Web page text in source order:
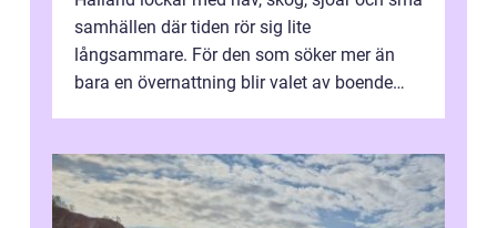
samhällen där tiden rör sig lite
långsammare. För den som söker mer än
bara en övernattning blir valet av boende